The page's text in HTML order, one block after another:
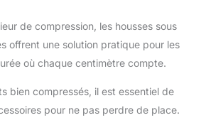
de compression, les housses sous
offrent une solution pratique pour les
où chaque centimètre compte.
bien compressés, il est essentiel de
pour ne pas perdre de place.